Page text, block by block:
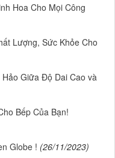
Hoa Cho Mọi Công
Lượng, Sức Khỏe Cho
Giữa Độ Dai Cao và
Bếp Của Bạn!
Globe ! (26/11/2023)